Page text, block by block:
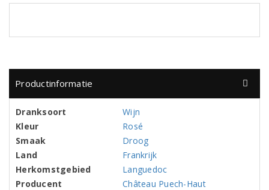
Productinformatie
Dranksoort
Wijn
Kleur
Rosé
Smaak
Droog
Land
Frankrijk
Herkomstgebied
Languedoc
Producent
Château Puech-Haut